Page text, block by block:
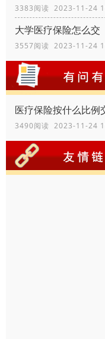
3383阅读 2023-11-24
大学医疗保险怎么交
3557阅读 2023-11-24
医疗保险按什么比例
3490阅读 2023-11-24